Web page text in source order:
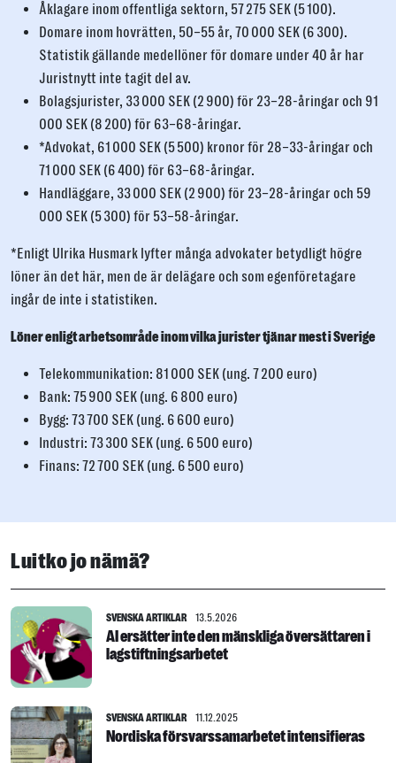
Åklagare inom offentliga sektorn, 57 275 SEK (5 100).
Domare inom hovrätten, 50–55 år, 70 000 SEK (6 300).
Statistik gällande medellöner för domare under 40 år har
Juristnytt inte tagit del av.
Bolagsjurister, 33 000 SEK (2 900) för 23–28-åringar och 91
000 SEK (8 200) för 63–68-åringar.
*Advokat, 61 000 SEK (5 500) kronor för 28–33-åringar och
71 000 SEK (6 400) för 63–68-åringar.
Handläggare, 33 000 SEK (2 900) för 23–28-åringar och 59
000 SEK (5 300) för 53–58-åringar.
*Enligt Ulrika Husmark lyfter många advokater betydligt högre
löner än det här, men de är delägare och som egenföretagare
ingår de inte i statistiken.
Löner enligt arbetsområde inom vilka jurister tjänar mest i Sverige
Telekommunikation: 81 000 SEK (ung. 7 200 euro)
Bank: 75 900 SEK (ung. 6 800 euro)
Bygg: 73 700 SEK (ung. 6 600 euro)
Industri: 73 300 SEK (ung. 6 500 euro)
Finans: 72 700 SEK (ung. 6 500 euro)
Luitko jo nämä?
SVENSKA ARTIKLAR 13.5.2026
AI ersätter inte den mänskliga översättaren i
lagstiftningsarbetet
SVENSKA ARTIKLAR 11.12.2025
Nordiska försvarssamarbetet intensifieras